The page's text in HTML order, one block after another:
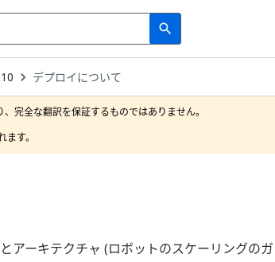
search
Search
デプロイについて
完全な翻訳を保証するものではありません。
す。
ーキテクチャ (ロボットのスケーリングのガ